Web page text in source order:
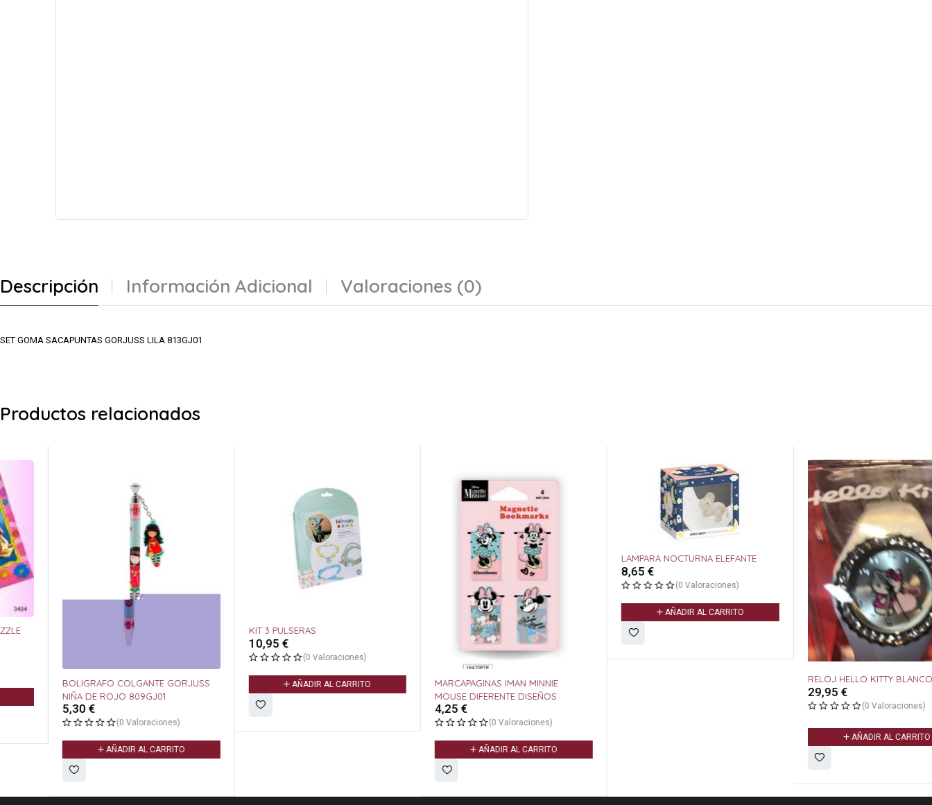
Descripción Información Adicional Valoraciones (0)
SET GOMA SACAPUNTAS GORJUSS LILA 813GJ01
Productos relacionados
BOLIGRAFO COLGANTE GORJUSS
NIÑA DE ROJO 809GJ01
5,30
(0 Valoraciones)
AÑADIR AL CARRITO
KIT 3 PULSERAS
(0 Valoraciones)
AÑADIR AL CARRITO
MARCAPAGINAS IMAN MINNIE
MOUSE DIFERENTE DISEÑOS
(0 Valoraciones)
AÑADIR AL CARRITO
LAMPARA NOCTURNA ELEFANTE
(0 Valoraciones)
AÑADIR AL CARRITO
RELOJ HELLO KITTY BLANCO
(0 Valoraciones)
AÑADIR AL CARRITO